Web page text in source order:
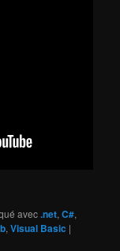
avec.net,C#,
,Visual Basic |